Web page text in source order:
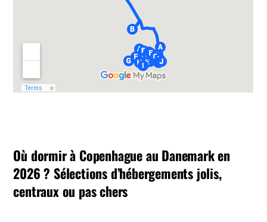
Où dormir à Copenhague au Danemark en
2026 ? Sélections d’hébergements jolis,
centraux ou pas chers